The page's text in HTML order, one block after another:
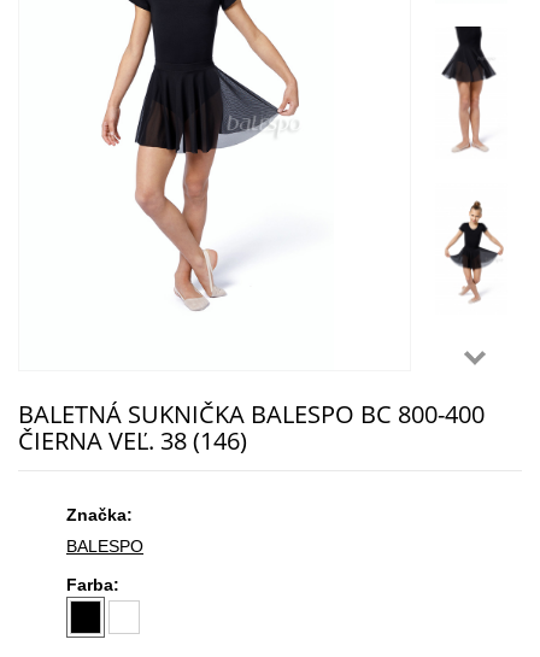
BALETNÁ SUKNIČKA BALESPO ВС 800-400
ČIERNA VEĽ. 38 (146)
Značka:
BALESPO
Farba: